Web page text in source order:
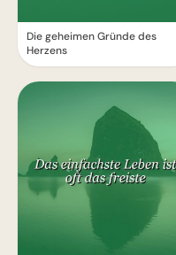
Die geheimen Gründe des
Herzens